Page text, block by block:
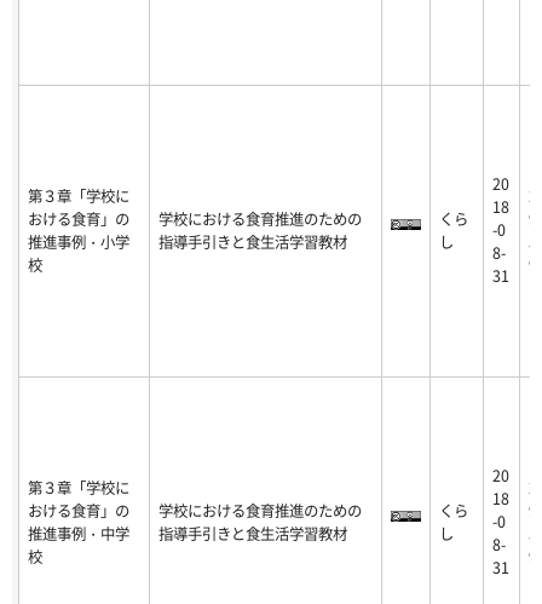
第３章「学校に
おける食育」の
推進事例・小学
校
学校における食育推進のための
指導手引きと食生活学習教材
くら
し
20
18
-0
8-
31
9
第３章「学校に
おける食育」の
推進事例・中学
校
学校における食育推進のための
指導手引きと食生活学習教材
くら
し
20
18
-0
8-
31
9